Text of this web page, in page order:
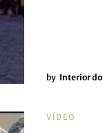
by Interior do
VÍDEO